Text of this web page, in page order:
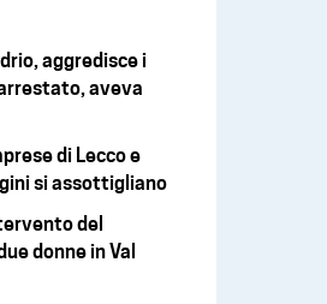
aggredisce i
aveva
di Lecco e
si assottigliano
del
donne in Val